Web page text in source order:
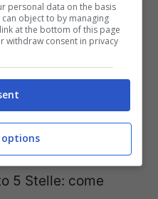
non è solo il Pdl,
5 Stelle: come
personal data on the basis
object to by managing
at the bottom of this page
withdraw consent in privacy